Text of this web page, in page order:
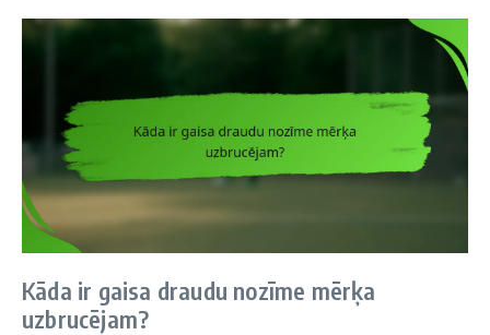
Kāda ir gaisa draudu nozīme mērķa
uzbrucējam?